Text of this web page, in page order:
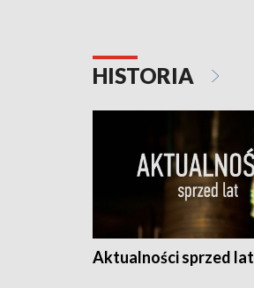
HISTORIA
Aktualności sprzed lat